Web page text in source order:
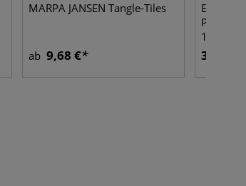
MARPA JANSEN Tangle-Tiles
ab 9,68 €
ESPRIT
1 kg
30,20 €